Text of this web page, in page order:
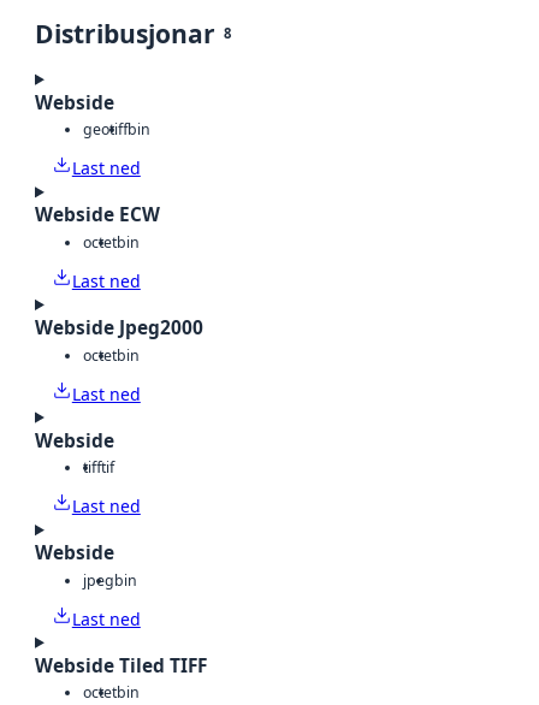
Distribusjonar 8
Webside
geotiffbin
Last ned
Webside ECW
octetbin
Last ned
Webside Jpeg2000
octetbin
Last ned
Webside
tifftif
Last ned
Webside
jpegbin
Last ned
Webside Tiled TIFF
octetbin